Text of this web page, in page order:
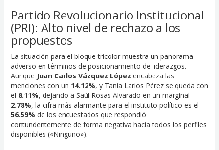
Partido Revolucionario Institucional
(PRI): Alto nivel de rechazo a los
propuestos
La situación para el bloque tricolor muestra un panorama
adverso en términos de posicionamiento de liderazgos.
Aunque Juan Carlos Vázquez López encabeza las
menciones con un 14.12%, y Tania Larios Pérez se queda con
el 8.11%, dejando a Saúl Rosas Alvarado en un marginal
2.78%, la cifra más alarmante para el instituto político es el
56.59% de los encuestados que respondió
contundentemente de forma negativa hacia todos los perfiles
disponibles («Ninguno»).